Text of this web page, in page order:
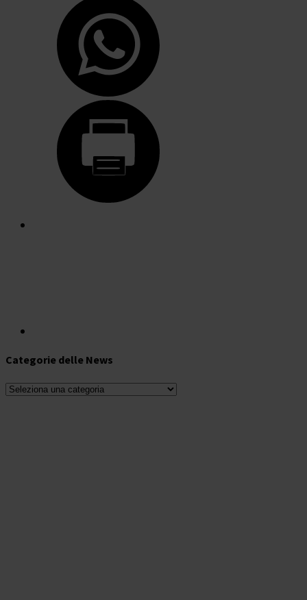
Categorie delle News
Categorie